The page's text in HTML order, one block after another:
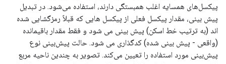
پیکسل‌های همسایه اغلب همبستگی دارند، استفاده می‌شود. در تبدیل
پیش بینی، مقدار پیکسل فعلی از پیکسل هایی که قبلاً رمزگشایی شده
اند (به ترتیب خط اسکن) پیش بینی می شود و فقط مقدار باقیمانده
(واقعی - پیش بینی شده) کدگذاری می شود. حالت پیش‌بینی نوع
پیش‌بینی مورد استفاده را تعیین می‌کند. تصویر به چندین ناحیه مربع